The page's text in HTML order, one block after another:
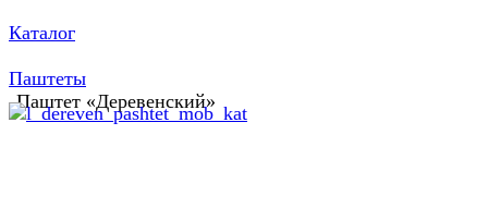
Каталог
Паштеты
Паштет «Деревенский»